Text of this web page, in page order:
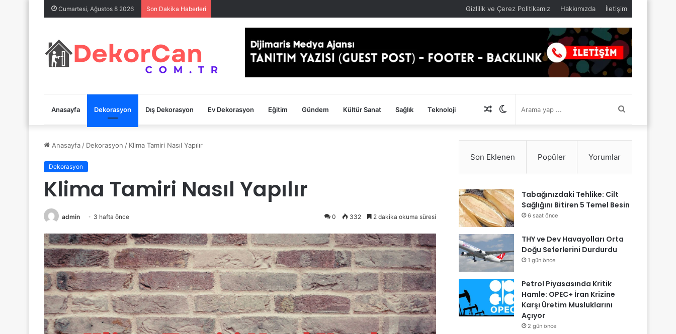
Cumartesi, Ağustos 8 2026 Son Dakika Haberleri Gizlilik ve Çerez Politikamız Hakkımızda İletişim
Anasayfa Dekorasyon Dış Dekorasyon Ev Dekorasyon Eğitim Gündem Kültür Sanat Sağlık Teknoloji
yap
görünümü
Rastgele
Makale
Anasayfa / Dekorasyon / Klima Tamiri Nasıl Yapılır
Dekorasyon
Klima Tamiri Nasıl Yapılır
admin 3 hafta önce 0 332 2 dakika okuma süresi
Son Eklenen Popüler Yorumlar
Tabağınızdaki Tehlike: Cilt
Sağlığını Bitiren 5 Temel Besin
6 saat önce
THY ve Dev Havayolları Orta
Doğu Seferlerini Durdurdu
1 gün önce
Petrol Piyasasında Kritik
Hamle: OPEC+ İran Krizine
Karşı Üretim Musluklarını
Açıyor
2 gün önce